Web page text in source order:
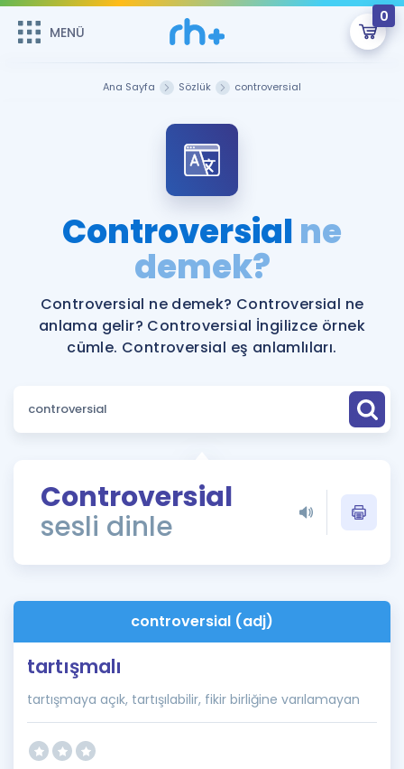
MENÜ
0
Şifremi Hatırlamıyorum
Sepetin Şu An Boş.
Remzi Hoca ile seni sınava hazırlayacak onlarca eğitim seni
bekliyor!
MENÜ
Katılımcı Görüşleri
Faydalı Araçlar
Ücretsiz Kaynaklar
ÖSYM Sınav Takvimi
Kampanyalar
İngilizce Gramer
İngilizce Gramer
Ana Sayfa Sözlük controversial
Controversialne
demek?
Controversial ne demek? Controversial ne
anlama gelir? Controversial İngilizce örnek
cümle. Controversial eş anlamlıları.
Controversial
sesli dinle
controversial (adj)
tartışmalı
tartışmaya açık, tartışılabilir, fikir birliğine varılamayan